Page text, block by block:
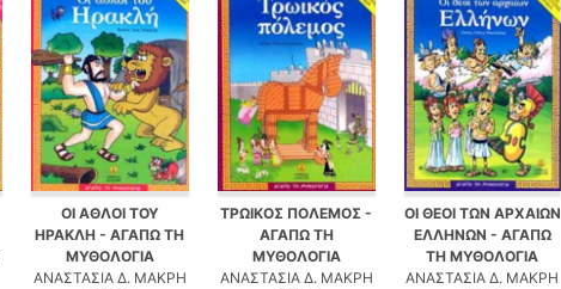
ΟΙ ΑΘΛΟΙ ΤΟΥ
ΗΡΑΚΛΗ - ΑΓΑΠΩ ΤΗ
ΜΥΘΟΛΟΓΙΑ
ΑΝΑΣΤΑΣΙΑ Δ. ΜΑΚΡΗ
ΤΡΩΙΚΟΣ ΠΟΛΕΜΟΣ -
ΑΓΑΠΩ ΤΗ
ΜΥΘΟΛΟΓΙΑ
ΑΝΑΣΤΑΣΙΑ Δ. ΜΑΚΡΗ
ΟΙ ΘΕΟΙ ΤΩΝ ΑΡΧΑΙΩΝ
ΕΛΛΗΝΩΝ - ΑΓΑΠΩ
ΤΗ ΜΥΘΟΛΟΓΙΑ
ΑΝΑΣΤΑΣΙΑ Δ. ΜΑΚΡΗ